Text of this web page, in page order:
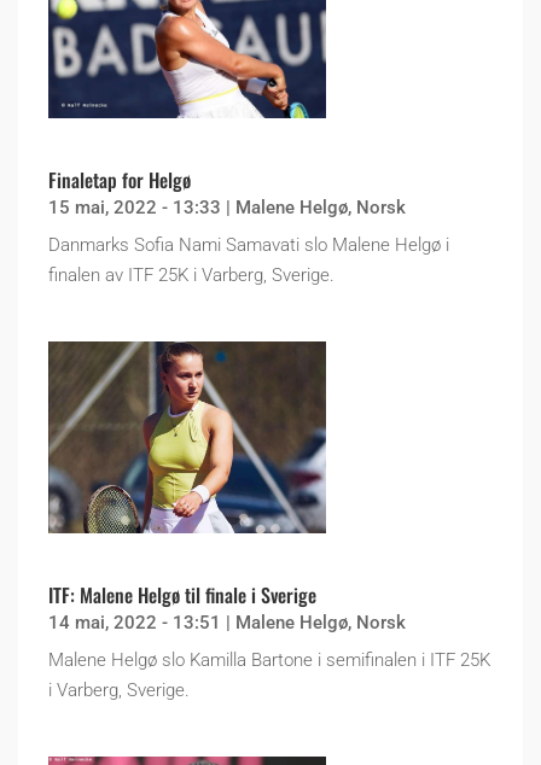
Finaletap for Helgø
15 mai, 2022 - 13:33 Malene Helgø, Norsk
Danmarks Sofia Nami Samavati slo Malene Helgø i
finalen av ITF 25K i Varberg, Sverige.
ITF: Malene Helgø til finale i Sverige
14 mai, 2022 - 13:51 | Malene Helgø, Norsk
Malene Helgø slo Kamilla Bartone i semifinalen i ITF 25K
i Varberg, Sverige.